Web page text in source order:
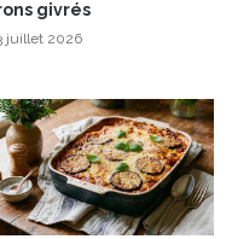
givrés
juillet 2026